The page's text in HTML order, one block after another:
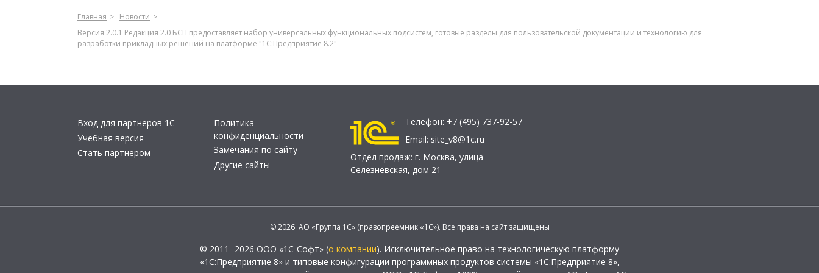
Главная
Новости
Версия 2.0.1 Редакция 2.0 БСП предоставляет набор универсальных функциональных подсистем, готовые разделы для пользовательской документации и технологию для
разработки прикладных решений на платформе "1С:Предприятие 8.2"
Вход для партнеров 1С
Учебная версия
Стать партнером
Политика
конфиденциальности
Замечания по сайту
Другие сайты
Телефон: +7 (495) 737-92-57
Email: site_v8@1c.ru
Отдел продаж: г. Москва, улица
Селезнёвская, дом 21
© 2026 АО «Группа 1С» (правопреемник «1С»). Все права на сайт защищены
© 2011- 2026 ООО «1С-Софт» (о компании). Исключительное право на технологическую платформу
«1С:Предприятие 8» и типовые конфигурации программных продуктов системы «1С:Предприятие 8»,